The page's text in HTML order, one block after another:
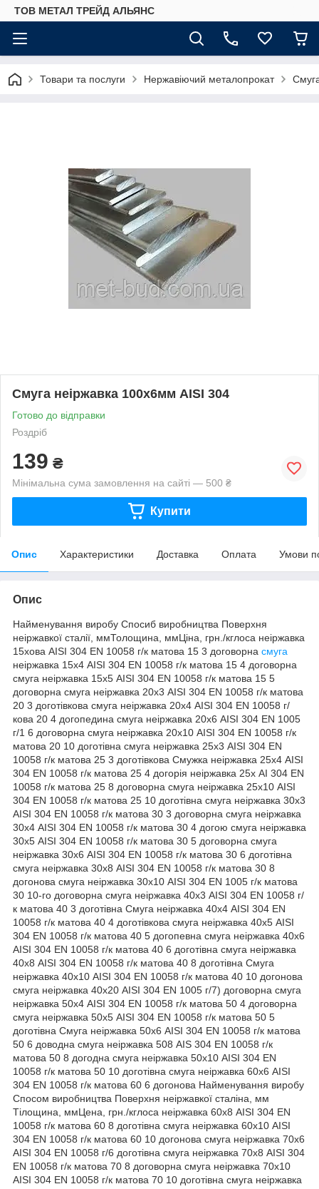
ТОВ МЕТАЛ ТРЕЙД АЛЬЯНС
Товари та послуги Нержавіючий металопрокат
Смуга неіржавка 100х6мм AISI 304
Готово до відправки
Роздріб
139 ₴
Мінімальна сума замовлення на сайті — 500 ₴
Купити
Опис Характеристики Доставка Оплата Умови
Опис
Найменування виробу Cпосиб виробництва Поверхня
неіржавкої сталії, ммТолощина, ммЦіна, грн./кглоса неіржавка
15хова AISI 304 EN 10058 г/к матова 15 3 договорна смуга
неіржавка 15х4 AISI 304 EN 10058 г/к матова 15 4 договорна
смуга неіржавка 15х5 AISI 304 EN 10058 г/к матова 15 5
договорна смуга неіржавка 20х3 AISI 304 EN 10058 г/к матова
20 3 доготівкова смуга неіржавка 20х4 AISI 304 EN 10058 г/
кова 20 4 догопедина смуга неіржавка 20х6 AISI 304 EN 1005
г/1 6 договорна смуга неіржавка 20х10 AISI 304 EN 10058 г/к
матова 20 10 доготівна смуга неіржавка 25х3 AISI 304 EN
10058 г/к матова 25 3 доготівкова Смужка неіржавка 25х4 AISI
304 EN 10058 г/к матова 25 4 догорія неіржавка 25х AI 304 EN
10058 г/к матова 25 8 договорна смуга неіржавка 25х10 AISI
304 EN 10058 г/к матова 25 10 доготівна смуга неіржавка 30х3
AISI 304 EN 10058 г/к матова 30 3 договорна смуга неіржавка
30х4 AISI 304 EN 10058 г/к матова 30 4 догою смуга неіржавка
30х5 AISI 304 EN 10058 г/к матова 30 5 договорна смуга
неіржавка 30х6 AISI 304 EN 10058 г/к матова 30 6 доготівна
смуга неіржавка 30х8 AISI 304 EN 10058 г/к матова 30 8
догонова смуга неіржавка 30х10 AISI 304 EN 1005 г/к матова
30 10-го договорна смуга неіржавка 40х3 AISI 304 EN 10058 г/
к матова 40 3 доготівна Смуга неіржавка 40х4 AISI 304 EN
10058 г/к матова 40 4 доготівкова смуга неіржавка 40х5 AISI
304 EN 10058 г/к матова 40 5 догопевна смуга неіржавка 40х6
AISI 304 EN 10058 г/к матова 40 6 доготівна смуга неіржавка
40х8 AISI 304 EN 10058 г/к матова 40 8 доготівна Смуга
неіржавка 40х10 AISI 304 EN 10058 г/к матова 40 10 догонова
смуга неіржавка 40х20 AISI 304 EN 1005 г/7) договорна смуга
неіржавка 50х4 AISI 304 EN 10058 г/к матова 50 4 договорна
смуга неіржавка 50х5 AISI 304 EN 10058 г/к матова 50 5
доготівна Смуга неіржавка 50х6 AISI 304 EN 10058 г/к матова
50 6 доводна смуга неіржавка 508 AIS 304 EN 10058 г/к
матова 50 8 догодна смуга неіржавка 50х10 AISI 304 EN
10058 г/к матова 50 10 доготівна смуга неіржавка 60х6 AISI
304 EN 10058 г/к матова 60 6 догонова Найменування виробу
Спосом виробництва Поверхня неіржавкої сталіна, мм
Тілощина, ммЦена, грн./кглоса неіржавка 60х8 AISI 304 EN
10058 г/к матова 60 8 доготівна смуга неіржавка 60х10 AISI
304 EN 10058 г/к матова 60 10 догонова смуга неіржавка 70х6
AISI 304 EN 10058 г/6 доготівна смуга неіржавка 70х8 AISI 304
EN 10058 г/к матова 70 8 договорна смуга неіржавка 70х10
AISI 304 EN 10058 г/к матова 70 10 доготівна смуга неіржавка